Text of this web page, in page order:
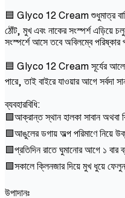
🟦 Glyco 12 Cream শুধুমাত্র
ঠোঁট, মুখ এবং নাকের সংস্পর্শ এড়িয়ে
সংস্পর্শে আসে তবে অবিলম্বে পরিষ্কার
🟦 Glyco 12 Cream সূর্যের
পারে, তাই বাইরে যাওয়ার আগে সর্বদা
ব্যবহারবিধি:
🟩আক্রান্ত স্থান হালকা সাবান অথবা
🟩আঙুলের ডগায় অল্প পরিমাণে নিয়ে
🟩প্রতিদিন রাতে ঘুমানোর আগে ১ বার
🟩সকালে ক্লিনজার দিয়ে মুখ ধুয়ে
উপাদানঃ